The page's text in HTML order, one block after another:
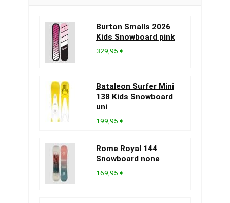
Burton Smalls 2026
Kids Snowboard pink
329,95 €
Bataleon Surfer Mini
138 Kids Snowboard
uni
199,95 €
Rome Royal 144
Snowboard none
169,95 €